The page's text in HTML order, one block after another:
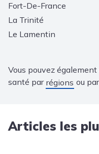
Fort-De-France
La Trinité
Le Lamentin
Vous pouvez
santé par régions ou par
Articles les